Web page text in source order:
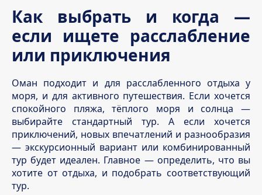
Как выбрать и когда —
если ищете расслабление
или приключения
Оман подходит и для расслабленного отдыха у
моря, и для активного путешествия. Если хочется
спокойного пляжа, тёплого моря и солнца —
выбирайте стандартный тур. А если хочется
приключений, новых впечатлений и разнообразия
— экскурсионный вариант или комбинированный
тур будет идеален. Главное — определить, что вы
хотите от отдыха, и подобрать соответствующий
тур.
Условия договора
1. Общие положения Настоящая политика обработки